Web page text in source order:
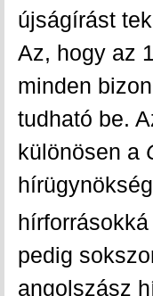
újságírást
Az, hogy az
minden
tudható be.
különösen a
pedig
angolszász